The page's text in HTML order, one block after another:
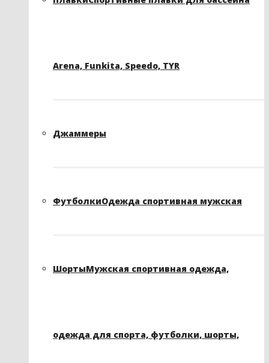
Arena, Funkita, Speedo, TYR
Джаммеры
ФутболкиОдежда спортивная мужская
ШортыМужская спортивная одежда,
одежда для спорта, футболки, шорты,